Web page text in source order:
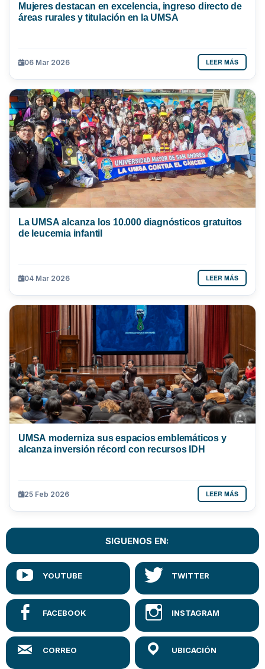
Mujeres destacan en excelencia, ingreso directo de
áreas rurales y titulación en la UMSA
06 Mar 2026 LEER MÁS
La UMSA alcanza los 10.000 diagnósticos gratuitos
de leucemia infantil
04 Mar 2026 LEER MÁS
UMSA moderniza sus espacios emblemáticos y
alcanza inversión récord con recursos IDH
25 Feb 2026 LEER MÁS
SIGUENOS EN: